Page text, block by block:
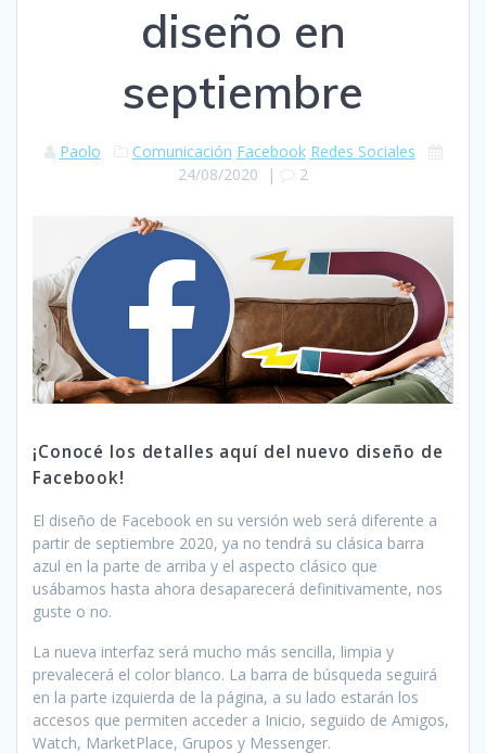
diseño en
septiembre
Paolo Comunicación Facebook Redes Sociales
24/08/2020 | 2
¡Conocé los detalles aquí del nuevo diseño de
Facebook!
El diseño de Facebook en su versión web será diferente a
partir de septiembre 2020, ya no tendrá su clásica barra
azul en la parte de arriba y el aspecto clásico que
usábamos hasta ahora desaparecerá definitivamente, nos
guste o no.
La nueva interfaz será mucho más sencilla, limpia y
prevalecerá el color blanco. La barra de búsqueda seguirá
en la parte izquierda de la página, a su lado estarán los
accesos que permiten acceder a Inicio, seguido de Amigos,
Watch, MarketPlace, Grupos y Messenger.